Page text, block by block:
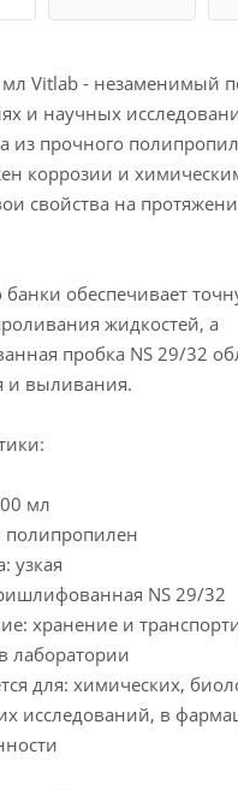
мл Vitlab - незаменимый
и научных
из прочного
коррозии и
свойства на
банки обеспечивает
жидкостей, а
пробка NS 29/32
и выливания.
мл
полипропилен
узкая
NS 29/32
хранение и
лаборатории
для: химических,
исследований, в